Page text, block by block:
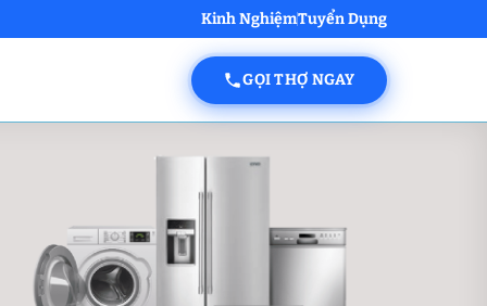
Kinh NghiệmTuyển Dụng
GỌI THỢ NGAY